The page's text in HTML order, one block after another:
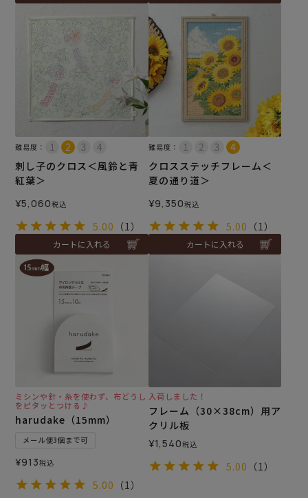
難易度：
刺し子のクロス＜風鈴と青
紅葉＞
¥5,060税込
5.00 （1）
カートに入れる
難易度：
クロスステッチフレーム＜
夏の通り道＞
¥9,350税込
5.00 （1）
カートに入れる
ミシンや針・糸を使わず、布どうし
をピタッとつける♪
harudake（15mm）
メール便3個まで可
¥913税込
5.00 （1）
入荷しました！
フレーム（30×38cm）用ア
クリル板
¥1,540税込
5.00 （1）